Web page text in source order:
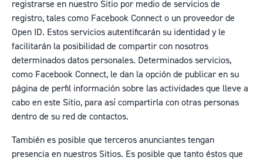
registrarse en nuestro Sitio por medio de servicios de
registro, tales como Facebook Connect o un proveedor de
Open ID. Estos servicios autentificarán su identidad y le
facilitarán la posibilidad de compartir con nosotros
determinados datos personales. Determinados servicios,
como Facebook Connect, le dan la opción de publicar en su
página de perfil información sobre las actividades que lleve a
cabo en este Sitio, para así compartirla con otras personas
dentro de su red de contactos.
También es posible que terceros anunciantes tengan
presencia en nuestros Sitios. Es posible que tanto éstos que